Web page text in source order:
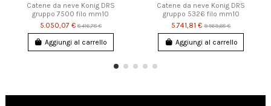
Catene da neve Konig DRS
gruppo 7500 filo mm10
5.050,07 €8.416,78 €
Aggiungi al carrello
Catene da neve Konig DRS
gruppo 5326 filo mm10
5.741,81 €9.569,68 €
Aggiungi al carrello